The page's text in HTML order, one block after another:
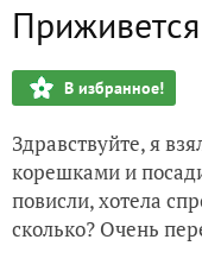
В избранное!
Здравствуйте, я
корешками и
повисли, хотела
сколько? Очень